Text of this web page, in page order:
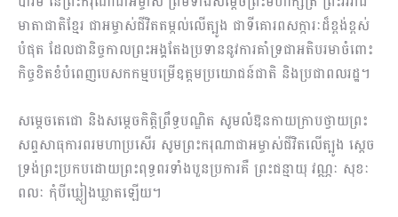
មាតាជាតិខ្មែរ ជាអម្ចាស់ជីវិតតម្កល់លើត្បូង ជាទីគោរពសក្ការៈដ៏ខ្ពង់ខ្ពស់
បំផុត ដែលជានិច្ចកាលព្រះអង្គតែងប្រទាននូវការគាំទ្រជាអតិបរមាចំពោះ
កិច្ចខិតខំបំពេញបេសកកម្មបម្រើឧត្តមប្រយោជន៍ជាតិ និងប្រជាពលរដ្ឋ។
សម្តេចតេជោ និងសម្តេចកិត្តិព្រឹទ្ធបណ្ឌិត សូមលំឱនកាយក្រាបថ្វាយព្រះ
សព្ទសាធុការ​ពរមហាប្រសើរ សូមព្រះករុណាជាអម្ចាស់ជីវិតលើត្បូង ស្តេច
ទ្រង់ព្រះប្រកបដោយ​ព្រះពុទ្ធពរទាំងបួនប្រការគឺ ព្រះជន្មាយុ វណ្ណៈ សុខៈ
ពលៈ កុំបីឃ្លៀងឃ្លាតឡើយ។